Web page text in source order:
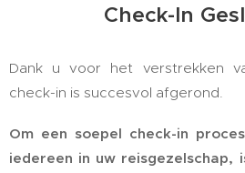
Check-In
Dank u voor het verstrekken
check-in is succesvol afgerond.
Om een soepel check-in
iedereen in uw reisgezelschap,